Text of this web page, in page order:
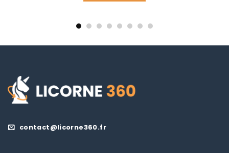
contact@licorne360.fr